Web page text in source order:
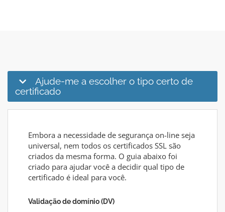
Ajude-me a escolher o tipo certo de
certificado
Embora a necessidade de segurança on-line seja
universal, nem todos os certificados SSL são
criados da mesma forma. O guia abaixo foi
criado para ajudar você a decidir qual tipo de
certificado é ideal para você.
Validação de domínio (DV)